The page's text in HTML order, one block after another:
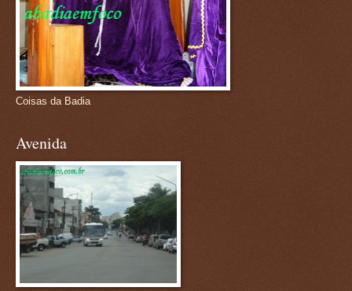
Coisas da Badia
Avenida